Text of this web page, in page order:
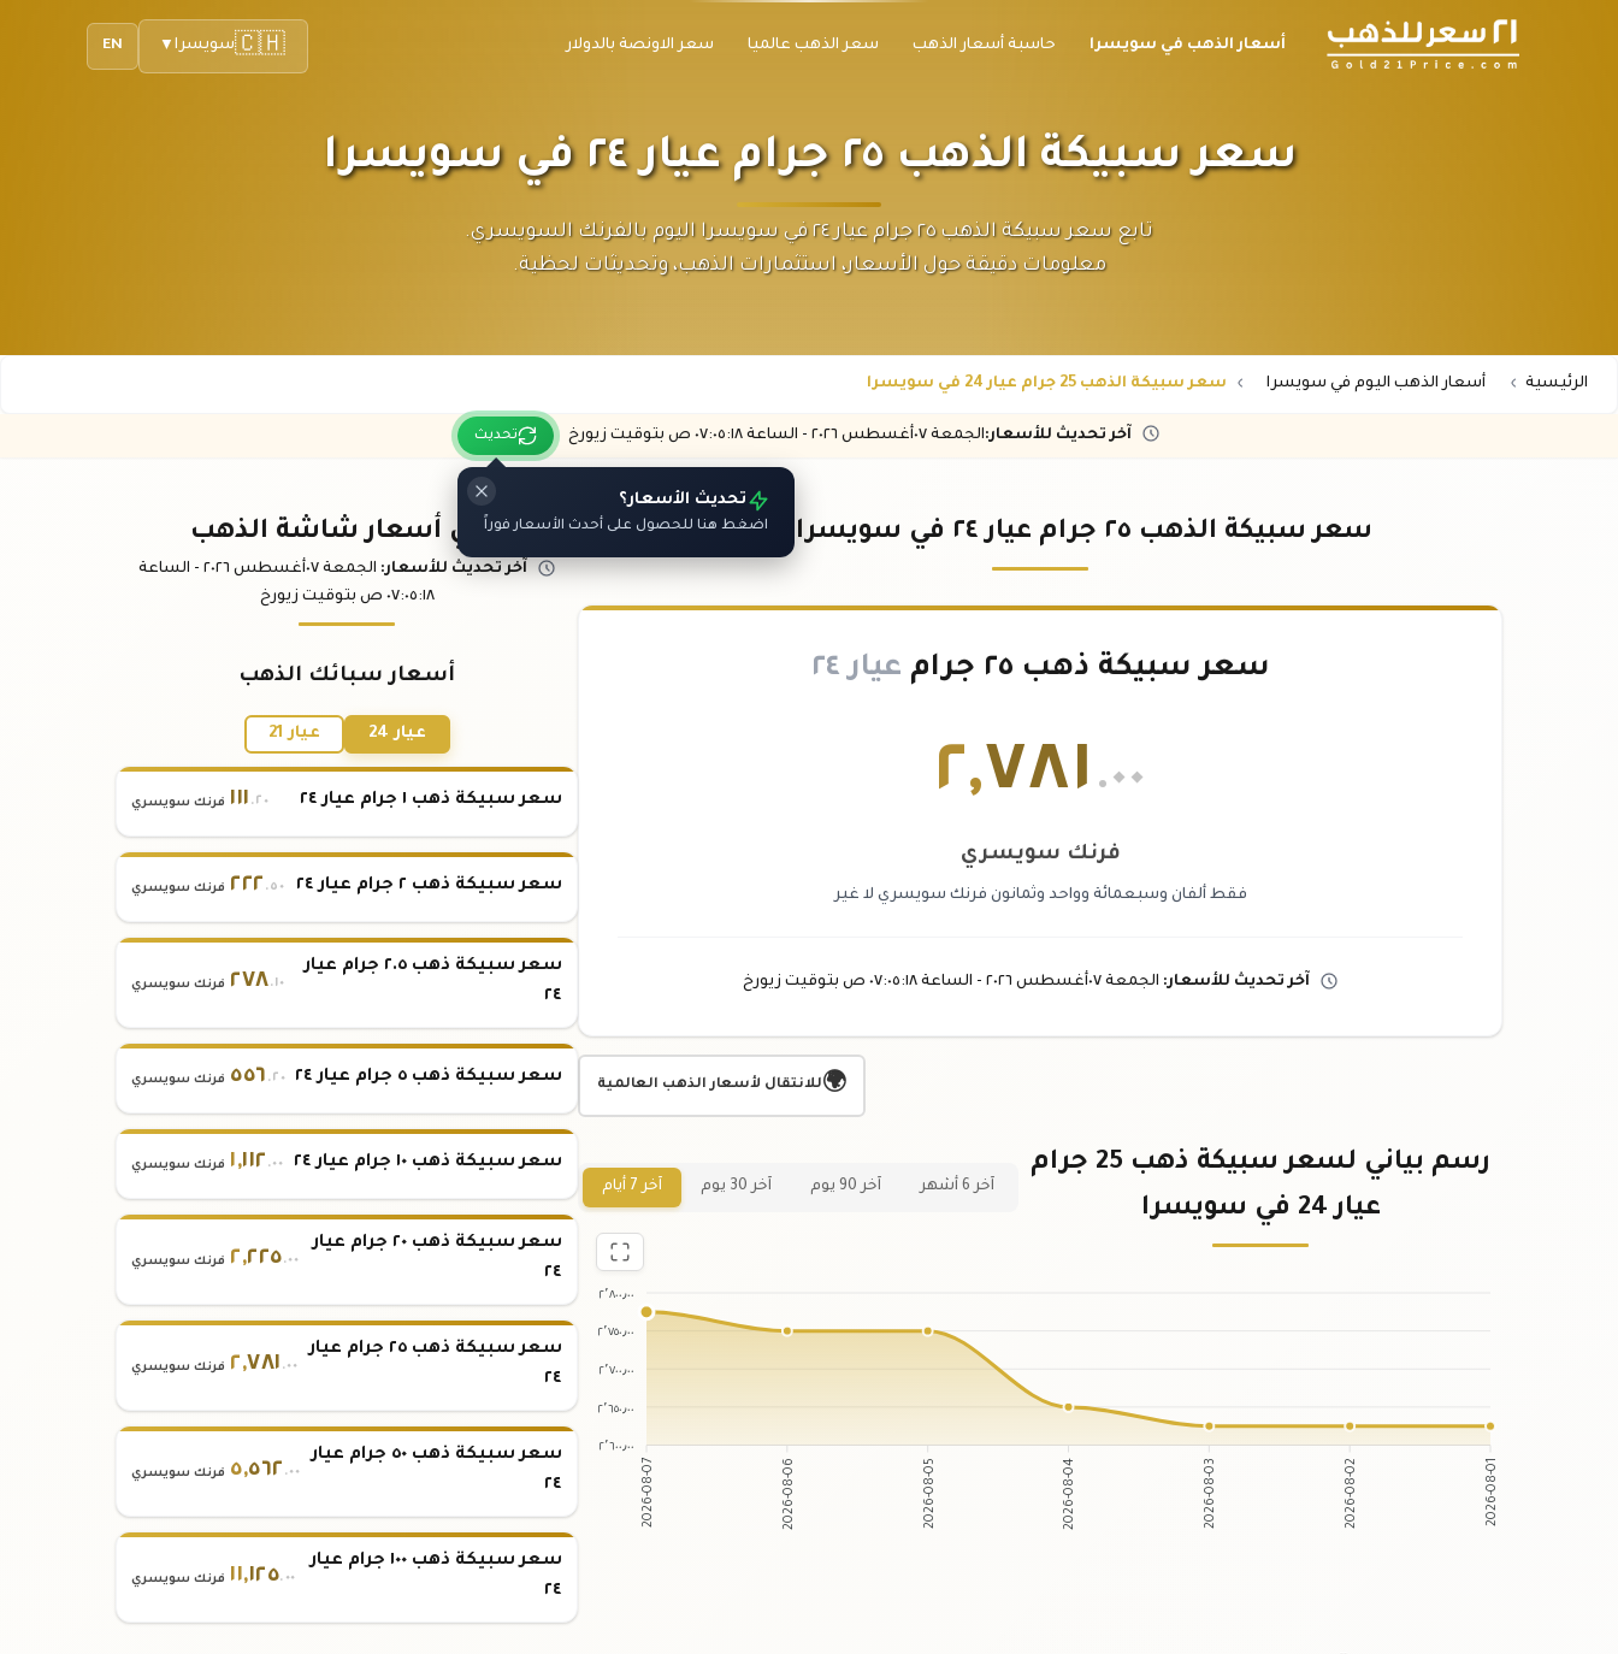
أسعار الذهب في سويسرا حاسبة أسعار الذهب سعر الذهب عالميا سعر الاونصة بالدولار EN 🇨🇭سويسرا ▼
سعر سبيكة الذهب ٢٥ جرام عيار ٢٤ في سويسرا
تابع سعر سبيكة الذهب ٢٥ جرام عيار ٢٤ في سويسرا اليوم بالفرنك السويسري.
معلومات دقيقة حول الأسعار، استثمارات الذهب، وتحديثات لحظية.
الرئيسية أسعار الذهب اليوم في سويسرا سعر سبيكة الذهب 25 جرام عيار 24 في سويسرا
آخر تحديث للأسعار:الجمعة ٠٧ أغسطس ٢٠٢٦ - الساعة :١٨ ص بتوقيت زيورخ تحديث
تحديث الأسعار؟
اضغط هنا للحصول على أحدث الأسعار فوراً سعر سبيكة الذهب ٢٥ جرام عيار ٢٤ في سويسرا - اليوم
سعر سبيكة ذهب ٢٥ جرام عيار ٢٤
٢,٧٨١ .٠٠
فرنك سويسري
فقط ألفان وسبعمائة وواحد وثمانون فرنك سويسري لا غير
آخر تحديث للأسعار: الجمعة ٠٧ أغسطس ٢٠٢٦ - الساعة ٠٧:٠٥:١٨ ص بتوقيت زيورخ
🌍للانتقال لأسعار الذهب العالمية
رسم بياني لسعر سبيكة ذهب 25 جرام
عيار 24 في سويسرا
آخر 6 أشهر آخر 90 يوم آخر 30 يوم آخر 7 أيام
٢٬٨٠٠٫٠٠
٢٬٧٥٠٫٠٠
٢٬٧٠٠٫٠٠
٢٬٦٥٠٫٠٠
٢٬٦٠٠٫٠٠
2026-08-07 2026-08-06 2026-08-05 2026-08-04 2026-08-03 2026-08-02 2026-08-01
باقي أسعار شاشة الذهب
آخر تحديث للأسعار: الجمعة ٠٧ أغسطس ٢٠٢٦ -
الساعة
٠٧:٠٥:١٨ ص بتوقيت زيورخ
أسعار سبائك الذهب
عيار 24 عيار 21
سعر سبيكة ذهب ١ جرام عيار ٢٤ ١١١ .٢٠ فرنك سويسري
سعر سبيكة ذهب ٢ جرام عيار ٢٤ ٢٢٢ .٥٠ فرنك سويسري
سعر سبيكة ذهب ٢.٥ جرام عيار
٢٤
٢٧٨.١٠ فرنك سويسري
سعر سبيكة ذهب ٥ جرام عيار ٢٤ ٥٥٦ .٢٠ فرنك سويسري
سعر سبيكة ذهب ١٠ جرام عيار ٢٤ ١,١١٢ .٠٠ فرنك سويسري
سعر سبيكة ذهب ٢٠ جرام عيار
٢٤
٢,٢٢٥.٠٠ فرنك سويسري
سعر سبيكة ذهب ٢٥ جرام عيار
٢٤
٢,٧٨١ .٠٠ فرنك سويسري
سعر سبيكة ذهب ٥٠ جرام عيار
٢٤
٥,٥٦٢ .٠٠ فرنك سويسري
سعر سبيكة ذهب ١٠٠ جرام عيار
٢٤
١١,١٢٥.٠٠ فرنك سويسري